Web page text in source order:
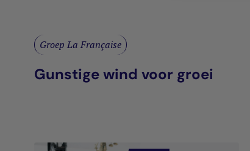
Groep La Française
Gunstige wind voor groei